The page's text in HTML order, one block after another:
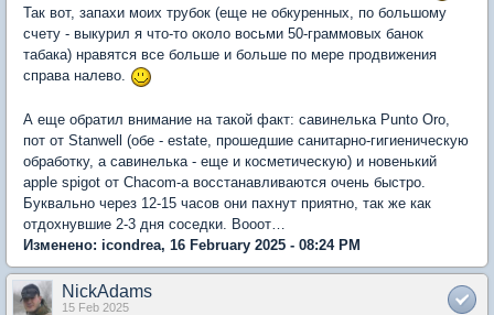
Так вот, запахи моих трубок (еще не обкуренных, по большому
счету - выкурил я что-то около восьми 50-граммовых банок
табака) нравятся все больше и больше по мере продвижения
справа налево.
А еще обратил внимание на такой факт: савинелька Punto Oro,
пот от Stanwell (обе - estate, прошедшие санитарно-гигиеническую
обработку, а савинелька - еще и косметическую) и новенький
apple spigot от Chacom-a восстанавливаются очень быстро.
Буквально через 12-15 часов они пахнут приятно, так же как
отдохнувшие 2-3 дня соседки. Вооот…
Изменено: icondrea, 16 February 2025 - 08:24 PM
NickAdams
15 Feb 2025